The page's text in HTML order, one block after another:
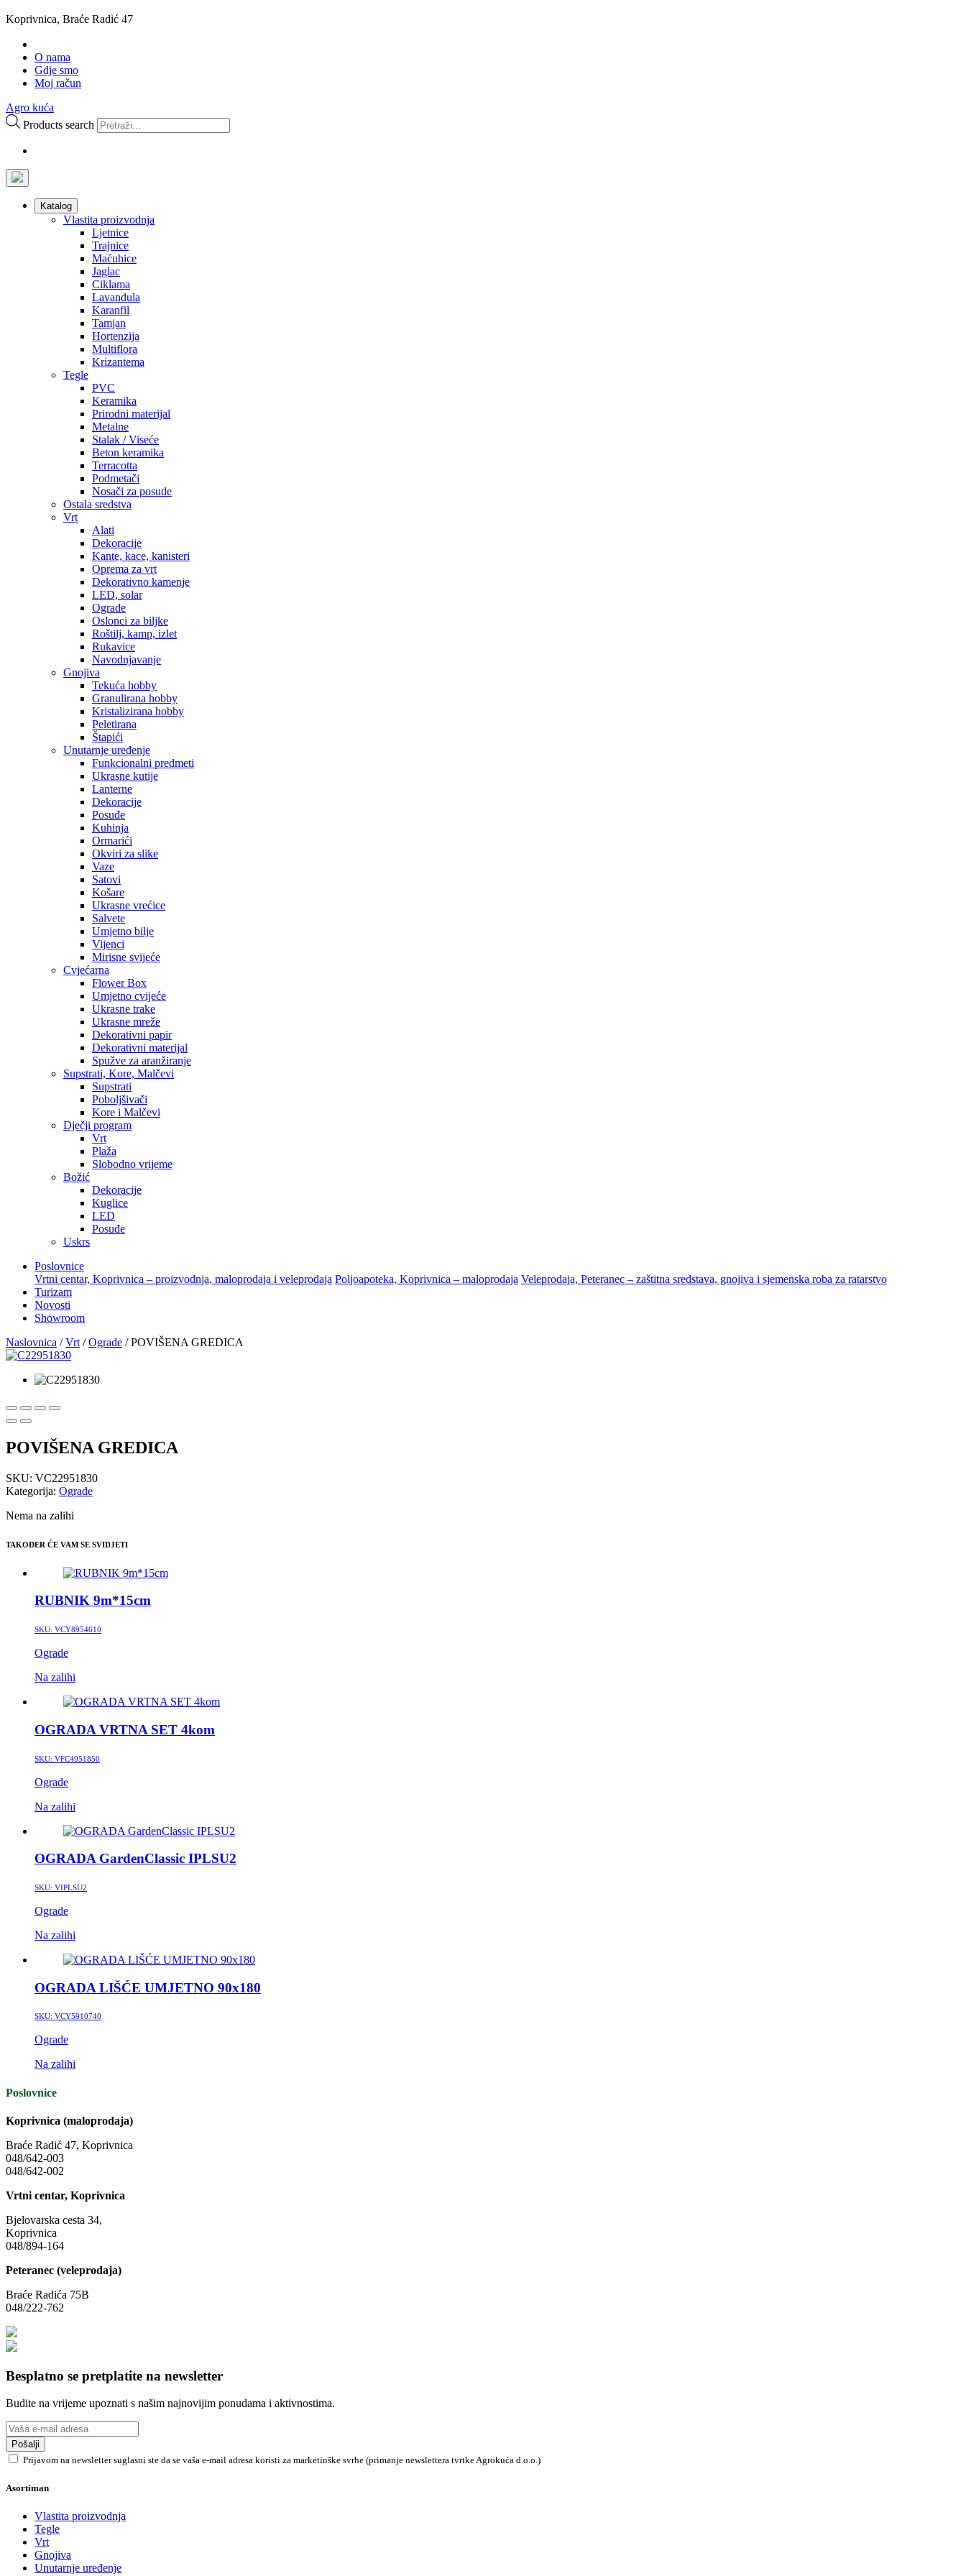
Koprivnica, Braće Radić 47
O nama
Gdje smo
Moj račun
Agro kuća
Products search
Katalog
Vlastita proizvodnja
Ljetnice
Trajnice
Maćuhice
Jaglac
Ciklama
Lavandula
Karanfil
Tamjan
Hortenzija
Multiflora
Krizantema
Tegle
PVC
Keramika
Prirodni materijal
Metalne
Stalak / Viseće
Beton keramika
Terracotta
Podmetači
Nosači za posude
Ostala sredstva
Vrt
Alati
Dekoracije
Kante, kace, kanisteri
Oprema za vrt
Dekorativno kamenje
LED, solar
Ograde
Oslonci za biljke
Roštilj, kamp, izlet
Rukavice
Navodnjavanje
Gnojiva
Tekuća hobby
Granulirana hobby
Kristalizirana hobby
Peletirana
Štapići
Unutarnje uređenje
Funkcionalni predmeti
Ukrasne kutije
Lanterne
Dekoracije
Posuđe
Kuhinja
Ormarići
Okviri za slike
Vaze
Satovi
Košare
Ukrasne vrećice
Salvete
Umjetno bilje
Vijenci
Mirisne svijeće
Cvjećarna
Flower Box
Umjetno cvijeće
Ukrasne trake
Ukrasne mreže
Dekorativni papir
Dekorativni materijal
Spužve za aranžiranje
Supstrati, Kore, Malčevi
Supstrati
Poboljšivači
Kore i Malčevi
Dječji program
Vrt
Plaža
Slobodno vrijeme
Božić
Dekoracije
Kuglice
LED
Posuđe
Uskrs
Poslovnice
Vrtni centar, Koprivnica – proizvodnja, maloprodaja i veleprodaja Poljoapoteka, Koprivnica – maloprodaja Veleprodaja, Peteranec – zaštitna sredstava, gnojiva i sjemenska roba za ratarstvo
Turizam
Novosti
Showroom
Naslovnica /Vrt /Ograde / POVIŠENA GREDICA
POVIŠENA GREDICA
SKU: VC22951830
Kategorija: Ograde
Nema na zalihi
TAKOĐER ĆE VAM SE SVIDJETI
RUBNIK 9m*15cm
SKU: VCY8954610
Ograde
Na zalihi
OGRADA VRTNA SET 4kom
SKU: VFC4951850
Ograde
Na zalihi
OGRADA GardenClassic IPLSU2
SKU: VIPLSU2
Ograde
Na zalihi
OGRADA LIŠĆE UMJETNO 90x180
SKU: VCY5910740
Ograde
Na zalihi
Poslovnice
Koprivnica (maloprodaja)
Braće Radić 47, Koprivnica
048/642-003
048/642-002
Vrtni centar, Koprivnica
Bjelovarska cesta 34,
Koprivnica
048/894-164
Peteranec (veleprodaja)
Braće Radića 75B
048/222-762
Besplatno se pretplatite na newsletter
Budite na vrijeme upoznati s našim najnovijim ponudama i aktivnostima.
Pošalji
Prijavom na newsletter suglasni ste da se vaša e-mail adresa koristi za marketinške svrhe (primanje newslettera tvrtke Agrokuća d.o.o.)
Asortiman
Vlastita proizvodnja
Tegle
Vrt
Gnojiva
Unutarnje uređenje